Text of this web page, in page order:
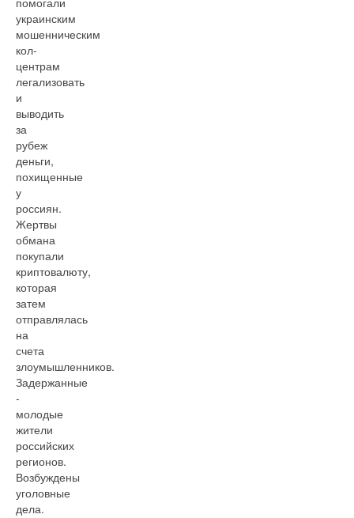
украинским
мошенническим
кол-
центрам
легализовать
и
выводить
за
рубеж
деньги,
похищенные
у
россиян.
Жертвы
обмана
покупали
криптовалюту,
которая
затем
отправлялась
на
счета
злоумышленников.
Задержанные
-
молодые
жители
российских
регионов.
Возбуждены
уголовные
дела.